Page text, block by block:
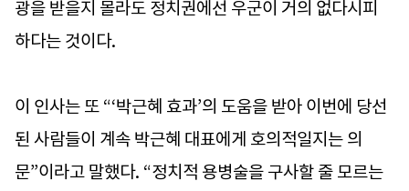
광을 받을지 몰라도 정치권에선 우군이 거의 없다시피
하다는 것이다.
이 인사는 또 “‘박근혜 효과’의 도움을 받아 이번에 당선
된 사람들이 계속 박근혜 대표에게 호의적일지는 의
문”이라고 말했다. “정치적 용병술을 구사할 줄 모르는